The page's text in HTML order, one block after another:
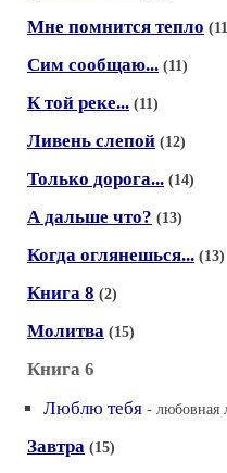
Мне помнится тепло
Сим сообщаю... (11)
К той реке... (11)
Ливень слепой (12)
Только дорога... (14)
А дальше что? (13)
Когда оглянешься... (13)
Книга 8 (2)
Молитва (15)
Книга 6
Люблю тебя - любовная
Завтра (15)